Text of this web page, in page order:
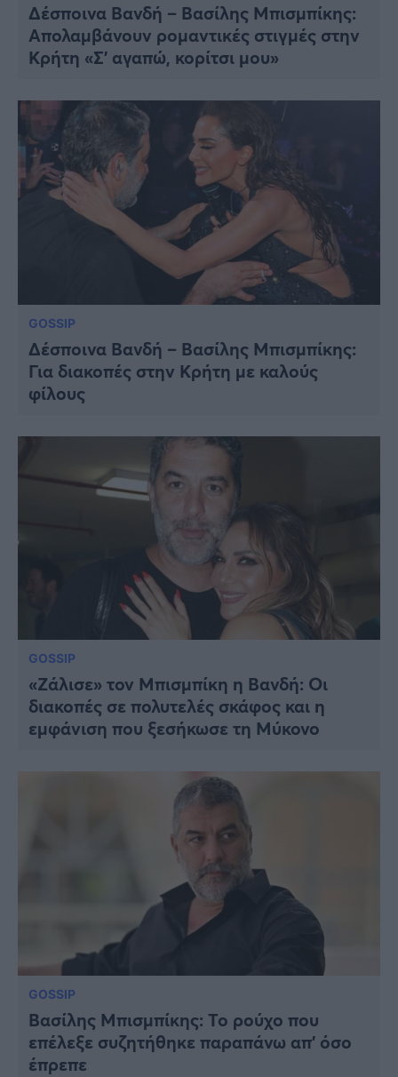
Δέσποινα Βανδή – Βασίλης Μπισμπίκης:
Απολαμβάνουν ρομαντικές στιγμές στην
Κρήτη «Σ’ αγαπώ, κορίτσι μου»
GOSSIP
Δέσποινα Βανδή – Βασίλης Μπισμπίκης:
Για διακοπές στην Κρήτη με καλούς
φίλους
GOSSIP
«Ζάλισε» τον Μπισμπίκη η Βανδή: Οι
διακοπές σε πολυτελές σκάφος και η
εμφάνιση που ξεσήκωσε τη Μύκονο
GOSSIP
Βασίλης Μπισμπίκης: Το ρούχο που
επέλεξε συζητήθηκε παραπάνω απ’ όσο
έπρεπε